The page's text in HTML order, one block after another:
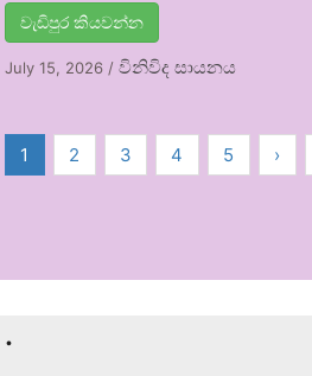
වැඩිපුර කියවන්න
July 15, 2026 /විනිවිද සායනය
1 2 3 4 5 ›
.